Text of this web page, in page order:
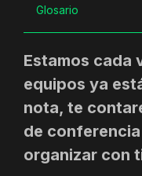
Glosario
Estamos cada
equipos ya
nota, te
de
organizar con